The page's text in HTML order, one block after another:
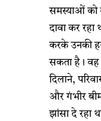
समस्याओं को
दावा कर रहा
करके उनकी
सकता है। वह
दिलाने,
और गंभीर
झांसा दे रहा